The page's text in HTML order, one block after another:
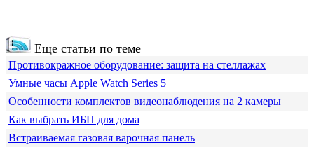
Еще статьи по теме
Противокражное оборудование: защита на стеллажах
Умные часы Apple Watch Series 5
Особенности комплектов видеонаблюдения на 2 камеры
Как выбрать ИБП для дома
Встраиваемая газовая варочная панель